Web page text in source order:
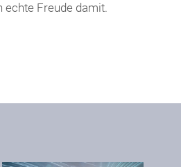
echte Freude damit.